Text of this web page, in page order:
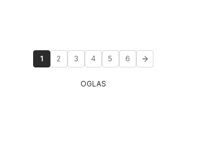
1 2 3 4 5 6
OGLAS